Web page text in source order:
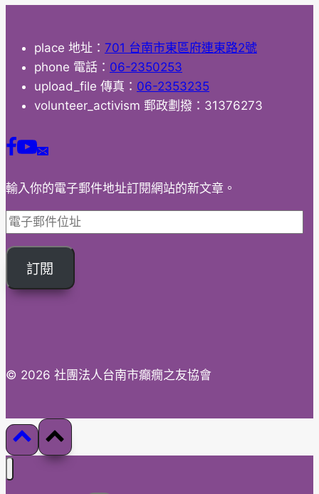
place 地址： 701 台南市東區府連東路2號
phone 電話： 06-2350253
upload_file 傳真： 06-2353235
volunteer_activism 郵政劃撥：31376273
輸入你的電子郵件地址訂閱網站的新文章。
電
子
郵
位
訂閱
© 2026 社團法人台南市癲癇之友協會